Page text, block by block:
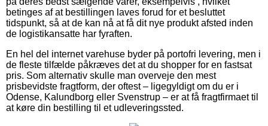
betinges af at bestillingen laves forud for et besluttet
tidspunkt, så at de kan nå at få dit nye produkt afsted inden
de logistikansatte har fyraften.
En hel del internet varehuse byder på portofri levering, men i
de fleste tilfælde påkræves det at du shopper for en fastsat
pris. Som alternativ skulle man overveje den mest
prisbevidste fragtform, der oftest – ligegyldigt om du er i
Odense, Kalundborg eller Svenstrup – er at få fragtfirmaet til
at køre din bestilling til et udleveringssted.